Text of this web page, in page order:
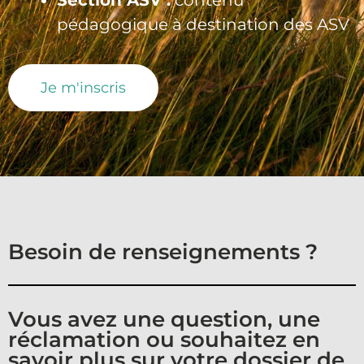
pédagogique à destination des ASV
Je m'inscris
Besoin de renseignements ?
Vous avez une question, une
réclamation ou souhaitez en